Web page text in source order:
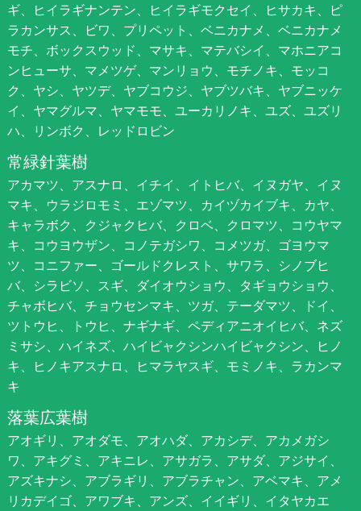
ギ、ヒイラギナンテン、ヒイラギモクセイ、ヒサカキ、ピ
ラカンサス、ビワ、プリペット、ベニカナメ、ベニカナメ
モチ、ボックスウッド、マサキ、マテバシイ、マホニアコ
ンヒューサ、マメツゲ、マンリョウ、モチノキ、モッコ
ク、ヤシ、ヤツデ、ヤブコウジ、ヤブツバキ、ヤブニッケ
イ、ヤマグルマ、ヤマモモ、ユーカリノキ、ユズ、ユズリ
ハ、リンボク、レッドロビン
常緑針葉樹
アカマツ、アスナロ、イチイ、イトヒバ、イヌガヤ、イヌ
マキ、ウラジロモミ、エゾマツ、カイヅカイブキ、カヤ、
キャラボク、クジャクヒバ、クロベ、クロマツ、コウヤマ
キ、コウヨウザン、コノテガシワ、コメツガ、ゴヨウマ
ツ、コニファー、ゴールドクレスト、サワラ、シノブヒ
バ、シラビソ、スギ、ダイオウショウ、タギョウショウ、
チャボヒバ、チョウセンマキ、ツガ、テーダマツ、ドイ、
ツトウヒ、トウヒ、ナギナギ、ペディアニオイヒバ、ネズ
ミサシ、ハイネズ、ハイビャクシンハイビャクシン、ヒノ
キ、ヒノキアスナロ、ヒマラヤスギ、モミノキ、ラカンマ
キ
落葉広葉樹
アオギリ、アオダモ、アオハダ、アカシデ、アカメガシ
ワ、アキグミ、アキニレ、アサガラ、アサダ、アジサイ、
アズキナシ、アブラギリ、アブラチャン、アベマキ、アメ
リカデイゴ、アワブキ、アンズ、イイギリ、イタヤカエ